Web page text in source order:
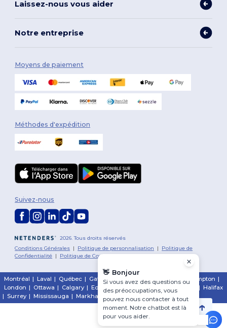
Laissez-nous vous aider
Notre entreprise
Moyens de paiement
Méthodes d'expédition
2026. Tous droits réservés
Conditions Générales | Politique de personnalisation | Politique de
Confidentialité | Politique de Cookies|Plan du Site
Suivez-nous
Montréal | Laval | Québec | Gatineau Hamilton Toronto Brampton |
London | Ottawa | Calgary | Edmonton | Vancouver | Halifax
| Surrey | Mississauga | Markham
👋 Bonjour
Si vous avez des questions ou
des préoccupations, vous
pouvez nous contacter à tout
moment. Notre chatbot est là
pour vous aider.